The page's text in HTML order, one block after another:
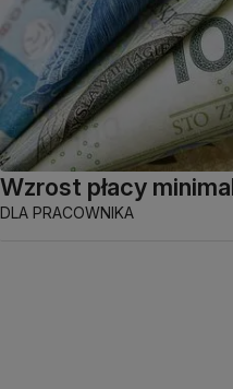
Wzrost płacy
DLA PRACOWNIKA